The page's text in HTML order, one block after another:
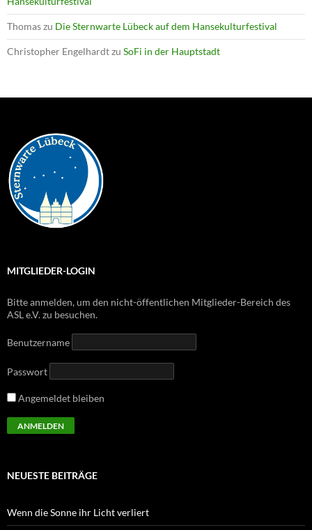
Thomaszu Die Sternwarte Lübeck auf dem Hansekulturfestival
Christopher Engelhardtzu SoFi in der Hauptstadt
MITGLIEDER-LOGIN
Bitte anmelden, um den nicht-öffentlichen Mitglieder-Bereich des
ASL e.V. zu besuchen.
Benutzername
Passwort
Angemeldet bleiben
NEUESTE BEITRÄGE
Wenn die Sonne ihr Licht verliert